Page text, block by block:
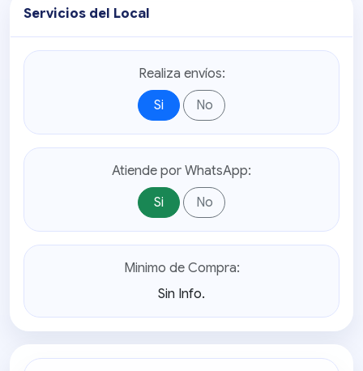
Servicios del Local
Realiza envíos:
Si
No
Atiende por WhatsApp:
Si
No
Minimo de Compra:
Sin Info.